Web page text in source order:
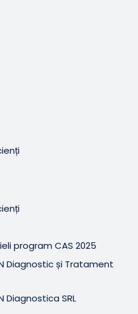
program CAS 2025
Diagnostic și Tratament
Diagnostica SRL